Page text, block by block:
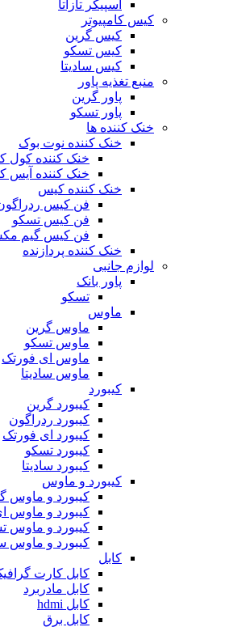
اسپیکر تازاتا
کیس کامپیوتر
کیس گرین
کیس تسکو
کیس سادیتا
منبع تغذیه‌ پاور
پاور گرین
پاور تسکو
خنک کننده ها
خنک کننده نوت بوک
خنک کننده کول
خنک کننده آیس
خنک کننده کیس
فن کیس
فن کیس تسکو
فن کیس گیم
خنک کننده پردازنده
لوازم جانبی
پاور بانک
تسکو
ماوس
ماوس گرین
ماوس تسکو
ماوس ای فورتک
ماوس سادیتا
کیبورد
کیبورد گرین
کیبورد ردراگون
کیبورد ای فورتک
کیبورد تسکو
کیبورد سادیتا
کیبورد و ماوس
کیبورد و ماوس
کیبورد و ماوس
کیبورد و ماوس
کیبورد و ماوس
کابل
کابل کارت
کابل مادربرد
کابل hdmi
کابل برق